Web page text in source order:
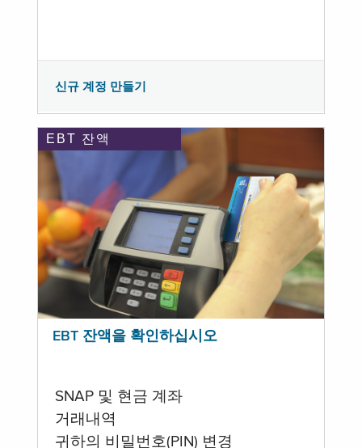
신규 계정 만들기
EBT 잔액
EBT 잔액을 확인하십시오
SNAP 및 현금 계좌
거래내역
귀하의 비밀번호(PIN) 변경